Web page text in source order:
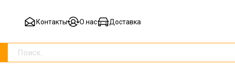
Контакты О нас Доставка